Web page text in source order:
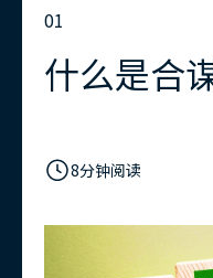
01
什么是合
8分钟阅读